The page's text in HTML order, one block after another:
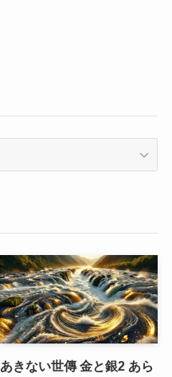
あきない世傳 金と銀2 あら